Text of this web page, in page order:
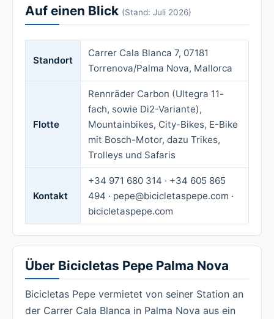
Auf einen Blick (Stand: Juli 2026)
Standort
Carrer Cala Blanca 7, 07181
Torrenova/Palma Nova, Mallorca
Flotte
Rennräder Carbon (Ultegra 11-
fach, sowie Di2-Variante),
Mountainbikes, City-Bikes, E-Bike
mit Bosch-Motor, dazu Trikes,
Trolleys und Safaris
Kontakt
+34 971 680 314 · +34 605 865
494 · pepe@bicicletaspepe.com ·
bicicletaspepe.com
Über Bicicletas Pepe Palma Nova
Bicicletas Pepe vermietet von seiner Station an
der Carrer Cala Blanca in Palma Nova aus ein